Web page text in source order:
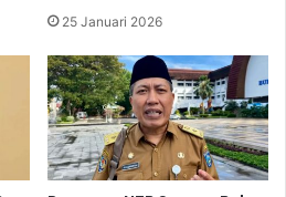
25 Januari 2026